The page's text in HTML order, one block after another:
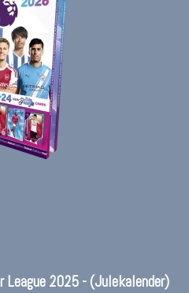
League 2025 - (Julekalender)